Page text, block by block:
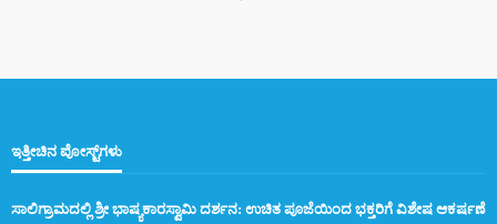
ಇತ್ತೀಚಿನ ಪೋಸ್ಟ್‌ಗಳು
ಸಾಲಿಗ್ರಾಮದಲ್ಲಿ ಶ್ರೀ ಭಾಷ್ಯಕಾರಸ್ವಾಮಿ ದರ್ಶನ: ಉಚಿತ ಪೂಜೆಯಿಂದ ಭಕ್ತರಿಗೆ ವಿಶೇಷ ಆಕರ್ಷಣೆ